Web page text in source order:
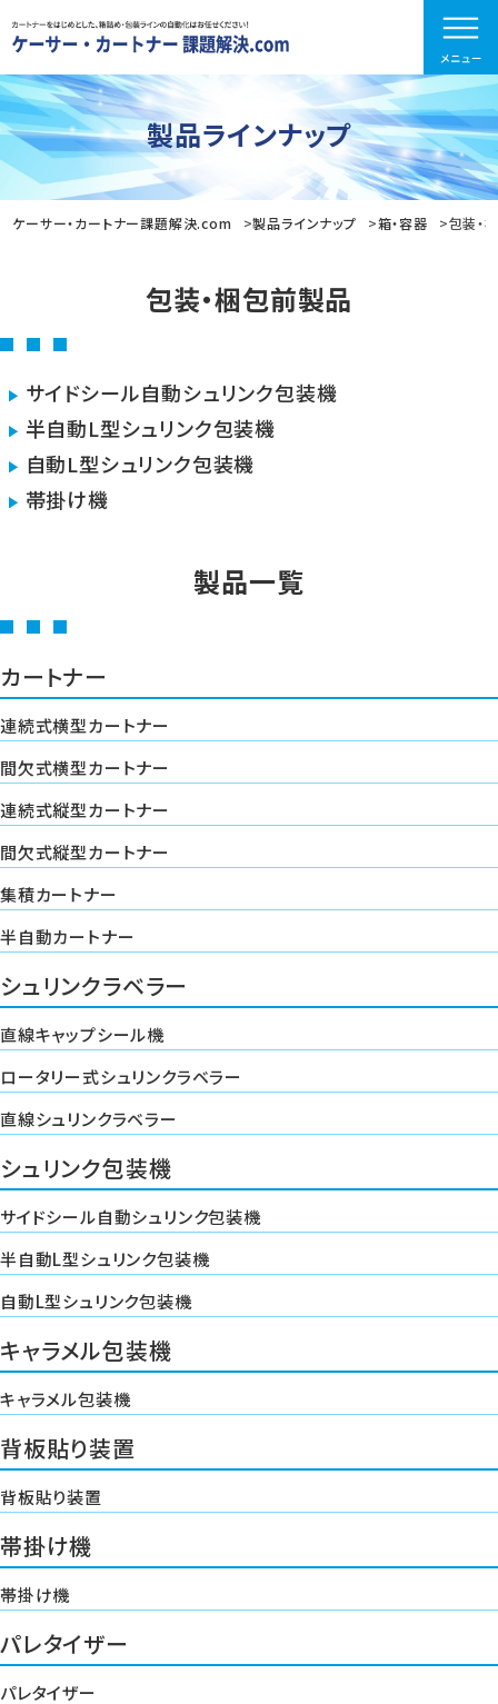
製品ラインナップ
ケーサー・カートナー課題解決.com 製品ラインナップ 箱・容器 包装・
包装・梱包前製品
サイドシール自動シュリンク包装機
半自動L型シュリンク包装機
自動L型シュリンク包装機
帯掛け機
製品一覧
カートナー
連続式横型カートナー
間欠式横型カートナー
連続式縦型カートナー
間欠式縦型カートナー
集積カートナー
半自動カートナー
シュリンクラベラー
直線キャップシール機
ロータリー式シュリンクラベラー
直線シュリンクラベラー
シュリンク包装機
サイドシール自動シュリンク包装機
半自動L型シュリンク包装機
自動L型シュリンク包装機
キャラメル包装機
キャラメル包装機
背板貼り装置
背板貼り装置
帯掛け機
帯掛け機
パレタイザー
パレタイザー